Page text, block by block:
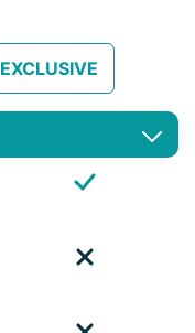
EXCLUSIVE